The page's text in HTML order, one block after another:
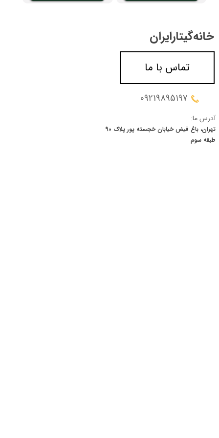
خانه‌گیتار‌ایران
09219895197
آدرس ما:
تهران، باغ فیض خیابان خجسته پور پلاک 90
​​​​​​​طبقه سوم
تماس با ما